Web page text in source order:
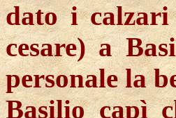
dato i
cesare) a
personale la
Basilio capì